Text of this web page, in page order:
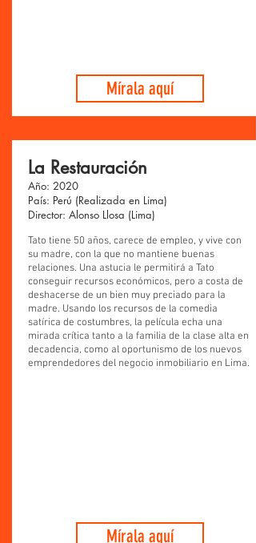
Mírala aquí
La Restauración
Año: 2020
País: Perú (Realizada en Lima)
Director: Alonso Llosa (Lima)
Tato tiene 50 años, carece de empleo, y vive con
su madre, con la que no mantiene buenas
relaciones. Una astucia le permitirá a Tato
conseguir recursos económicos, pero a costa de
deshacerse de un bien muy preciado para la
madre. Usando los recursos de la comedia
satírica de costumbres, la película echa una
mirada crítica tanto a la familia de la clase alta en
decadencia, como al oportunismo de los nuevos
emprendedores del negocio inmobiliario en Lima.
Mírala aquí